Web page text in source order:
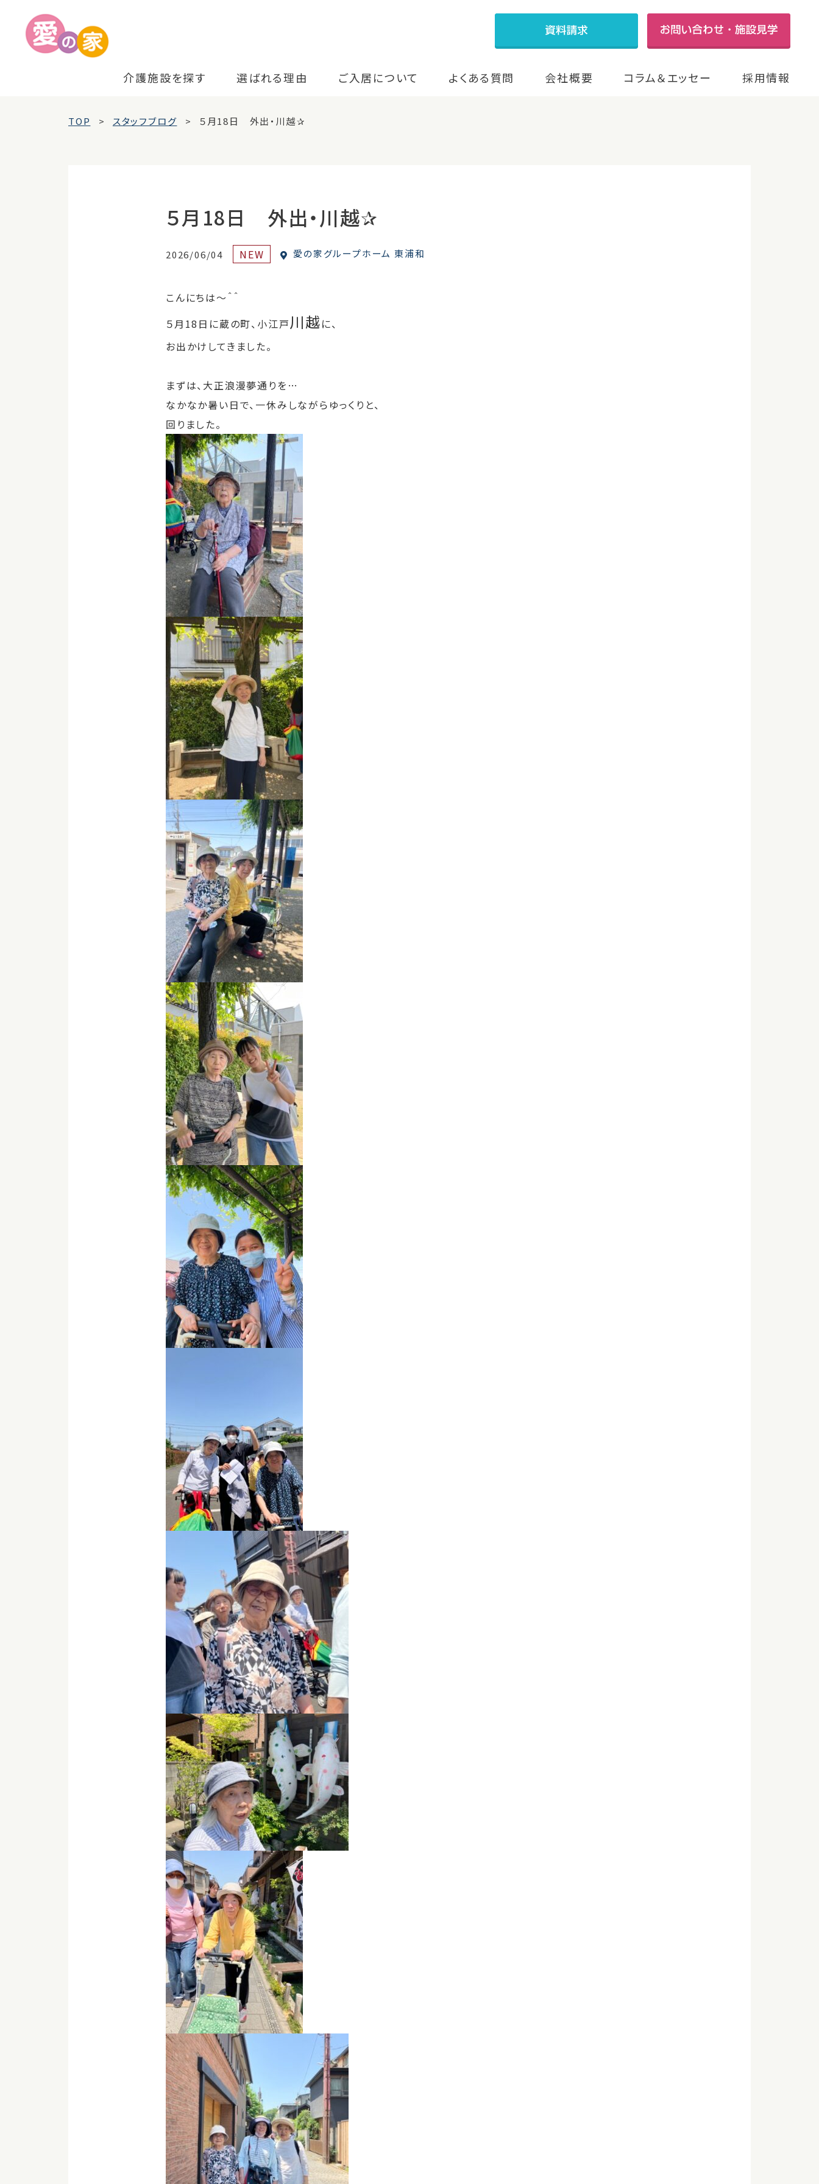
介護施設を探す 選ばれる理由 ご入居について よくある質問 会社概要 コラム＆エッセー 採用情報
TOP スタッフブログ ５月18日 外出・川越✰
５月18日 外出・川越✰
2026/06/04 NEW 愛の家グループホーム 東浦和
こんにちは～＾＾
５月18日に蔵の町、小江戸川越に、
お出かけしてきました。
まずは、大正浪漫夢通りを…
なかなか暑い日で、一休みしながらゆっくりと、
回りました。